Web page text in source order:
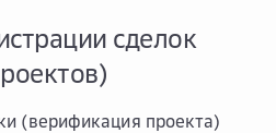
сделок
(верификация проекта)